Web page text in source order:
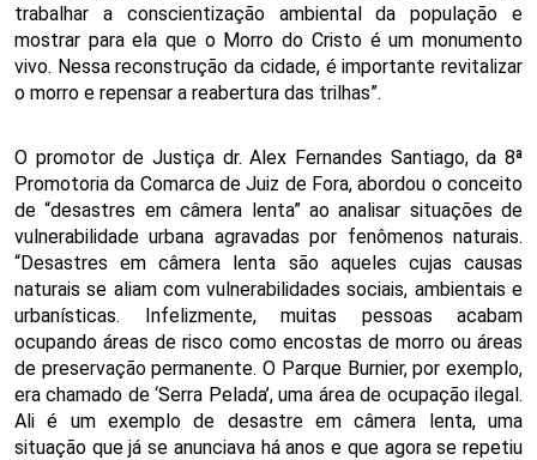
trabalhar a conscientização ambiental da população e
mostrar para ela que o Morro do Cristo é um monumento
vivo. Nessa reconstrução da cidade, é importante revitalizar
o morro e repensar a reabertura das trilhas”.
O promotor de Justiça dr. Alex Fernandes Santiago, da 8ª
Promotoria da Comarca de Juiz de Fora, abordou o conceito
de “desastres em câmera lenta” ao analisar situações de
vulnerabilidade urbana agravadas por fenômenos naturais.
“Desastres em câmera lenta são aqueles cujas causas
naturais se aliam com vulnerabilidades sociais, ambientais e
urbanísticas. Infelizmente, muitas pessoas acabam
ocupando áreas de risco como encostas de morro ou áreas
de preservação permanente. O Parque Burnier, por exemplo,
era chamado de ‘Serra Pelada’, uma área de ocupação ilegal.
Ali é um exemplo de desastre em câmera lenta, uma
situação que já se anunciava há anos e que agora se repetiu